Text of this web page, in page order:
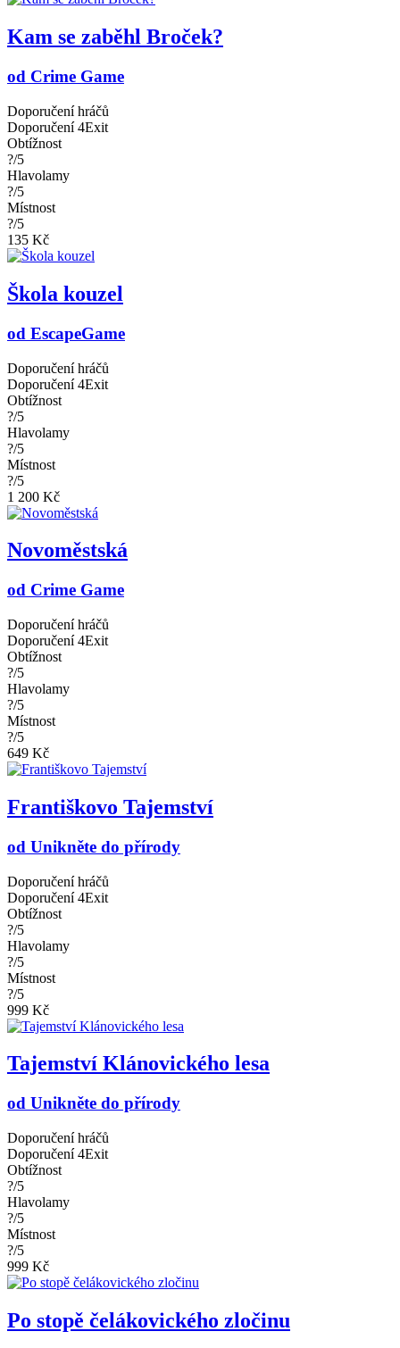
Kam se zaběhl Broček?
od Crime Game
Doporučení hráčů
Doporučení 4Exit
Obtížnost
?/5
Hlavolamy
?/5
Místnost
?/5
135 Kč
Škola kouzel
od EscapeGame
Doporučení hráčů
Doporučení 4Exit
Obtížnost
?/5
Hlavolamy
?/5
Místnost
?/5
1 200 Kč
Novoměstská
od Crime Game
Doporučení hráčů
Doporučení 4Exit
Obtížnost
?/5
Hlavolamy
?/5
Místnost
?/5
649 Kč
Františkovo Tajemství
od Unikněte do přírody
Doporučení hráčů
Doporučení 4Exit
Obtížnost
?/5
Hlavolamy
?/5
Místnost
?/5
999 Kč
Tajemství Klánovického lesa
od Unikněte do přírody
Doporučení hráčů
Doporučení 4Exit
Obtížnost
?/5
Hlavolamy
?/5
Místnost
?/5
999 Kč
Po stopě čelákovického zločinu